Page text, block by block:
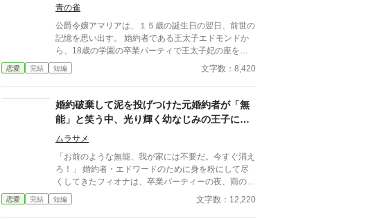
きることを決意。 過去世と同じ轍を踏みたくな
い……
青の雀
公爵令嬢アマリアは、１５歳の誕生日の翌日、前世の
記憶を思い出す。 婚約者である王太子エドモンドか
ら、18歳の学園の卒業パーティで王太子妃の座を狙
った男爵令嬢リリカからの告発を真に受け、冤罪で断
罪、婚約破棄され公開処刑されてしまう記憶であっ
することに。隣国へ留学したアマリアは、聖女に認定
され、覚醒する。そこで隣国の皇太子から求婚される
が、アマリアには、エドモンドという婚約者がいるた
め、返事に窮す。
恋愛 完結 短編 文字数：8,420
婚約破棄して泥を投げつけた元婚約者が「無
能」と笑う中、光り輝く幼なじみの王子に掠
め取られました。
ムラサメ
​「お前のような無能、我が家には不要だ。今すぐ消え
ろ！」 ​婚約者・エドワードのために身を粉にして尽
くしてきたフィオナは、卒業パーティーの夜、雨の中
に放り出される。 泥にまみれ、絶望に沈む彼女の前
に現れたのは、かつての幼なじみであり、今や国中か
恋愛 完結 短編 文字数：12,220